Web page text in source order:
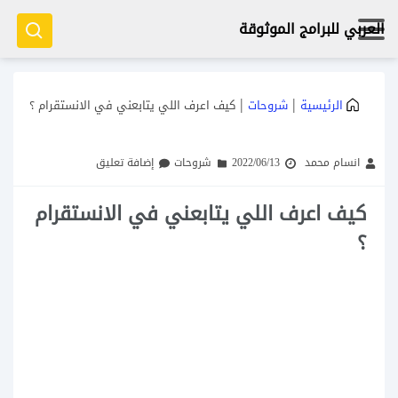
العربي للبرامج الموثوقة
الرئيسية | شروحات | كيف اعرف اللي يتابعني في الانستقرام ؟
انسام محمد 2022/06/13 شروحات إضافة تعليق
كيف اعرف اللي يتابعني في الانستقرام
؟